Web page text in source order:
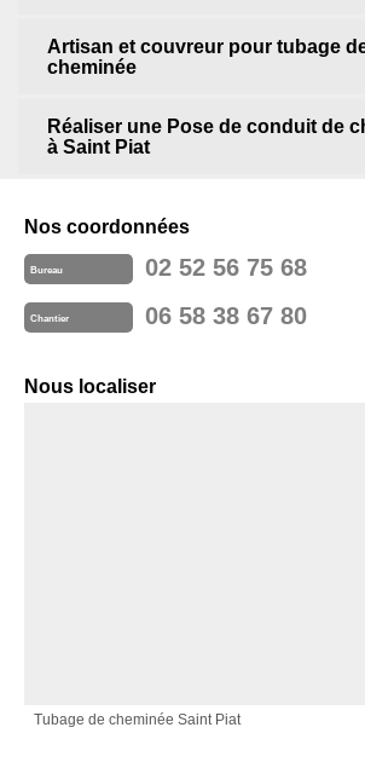
Artisan et couvreur pour tubage
cheminée
Réaliser une Pose de conduit de
à Saint Piat
Nos coordonnées
Bureau 02 52 56 75 68
Chantier 06 58 38 67 80
Nous localiser
Tubage de cheminée Saint Piat